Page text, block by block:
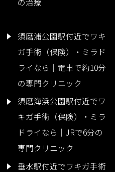
須磨浦公園駅付近でワキ
ガ手術（保険）・ミラド
ライなら｜電車で約10分
の専門クリニック
須磨海浜公園駅付近でワ
キガ手術（保険）・ミラ
ドライなら｜JRで6分の
専門クリニック
垂水駅付近でワキガ手術